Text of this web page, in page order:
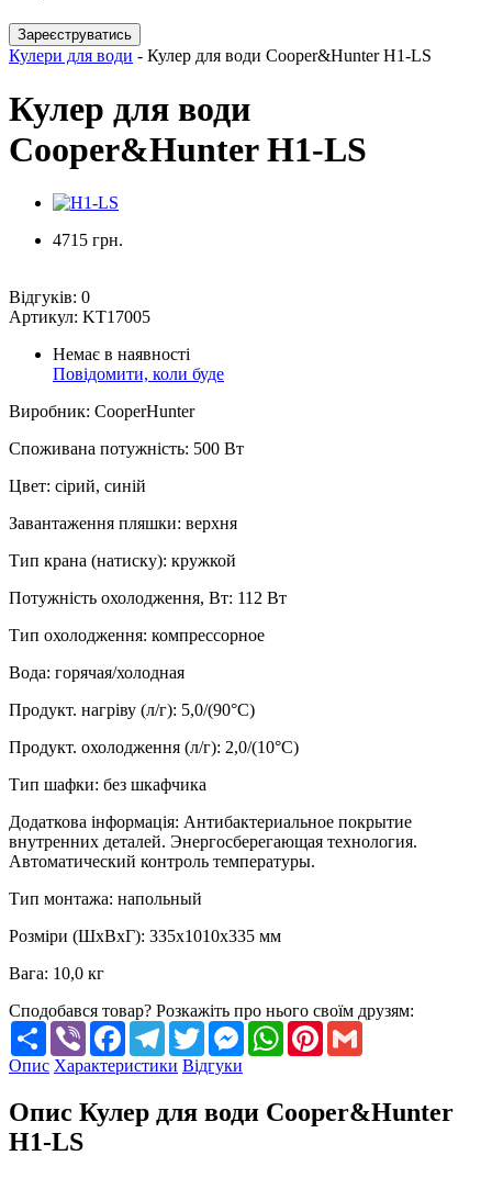
Зареєструватись
Кулери для води - Кулер для води Cooper&Hunter H1-LS
Кулер для води
Cooper&Hunter H1-LS
4715 грн.
Відгуків: 0
Артикул: KT17005
Немає в наявності
Повідомити, коли буде
Виробник: CooperHunter
Споживана потужність: 500 Вт
Цвет: сірий, синій
Завантаження пляшки: верхня
Тип крана (натиску): кружкой
Потужність охолодження, Вт: 112 Вт
Тип охолодження: компрессорное
Вода: горячая/холодная
Продукт. нагріву (л/г): 5,0/(90°C)
Продукт. охолодження (л/г): 2,0/(10°C)
Тип шафки: без шкафчика
Додаткова інформація: Антибактериальное покрытие
внутренних деталей. Энергосберегающая технология.
Автоматический контроль температуры.
Тип монтажа: напольный
Розміри (ШхВхГ): 335х1010х335 мм
Вага: 10,0 кг
Сподобався товар? Розкажіть про нього своїм друзям:
Share Viber FacebookTelegramTwitterMessengerWhatsApp
Pinterest
Опис Характеристики Відгуки
Опис Кулер для води Cooper&Hunter
H1-LS